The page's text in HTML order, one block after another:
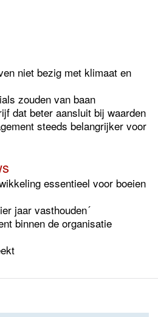
niet bezig met klimaat en
zouden van baan
dat beter aansluit bij waarden
steeds belangrijker voor
essentieel voor boeien
jaar vasthouden´
binnen de organisatie